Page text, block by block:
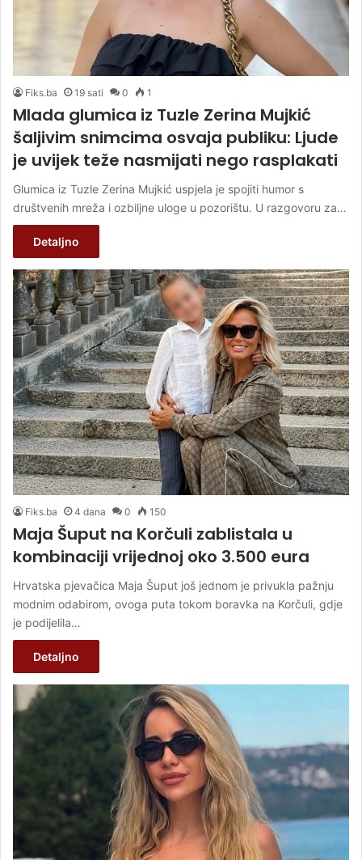
Fiks.ba 19 sati 0 1
Mlada glumica iz Tuzle Zerina Mujkić
šaljivim snimcima osvaja publiku: Ljude
je uvijek teže nasmijati nego rasplakati
Glumica iz Tuzle Zerina Mujkić uspjela je spojiti humor s
društvenih mreža i ozbiljne uloge u pozorištu. U razgovoru za…
Detaljno
Fiks.ba 4 dana 0 150
Maja Šuput na Korčuli zablistala u
kombinaciji vrijednoj oko 3.500 eura
Hrvatska pjevačica Maja Šuput još jednom je privukla pažnju
modnim odabirom, ovoga puta tokom boravka na Korčuli, gdje
je podijelila…
Detaljno